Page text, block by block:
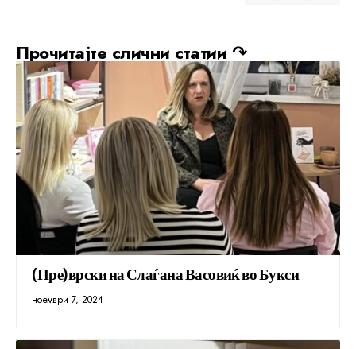
Прочитајте слични статии ↷
(Пре)врски на Слаѓана Васовиќ во Букси
ноември 7, 2024